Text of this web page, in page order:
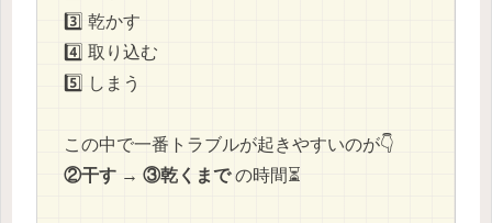
3️⃣ 乾かす
4️⃣ 取り込む
5️⃣ しまう
この中で一番トラブルが起きやすいのが👇
②干す → ③乾くまでの時間⏳